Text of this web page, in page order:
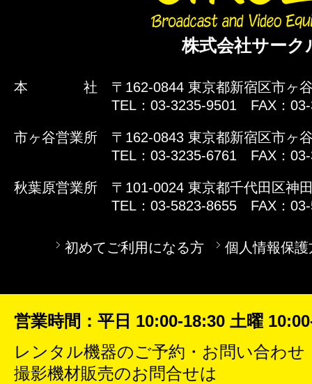
株式会社サーク
本 社
〒162-0844 東京都新宿区市ヶ
TEL：03-3235-9501 FAX：
市ヶ谷営業所
〒162-0843 東京都新宿区市ヶ
TEL：03-3235-6761 FAX：
秋葉原営業所
〒101-0024 東京都千代田区神
TEL：03-5823-8655 FAX：
初めてご利用になる方 個人情報保護
営業時間：平日 10:00-18:30 土曜
レンタル機器のご予約・お問い合わせ
撮影機材販売のお問合せは